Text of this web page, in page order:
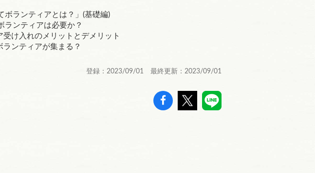
ボランティアとは？」(基礎編)
ランティアは必要か？
受け入れのメリットとデメリット
ランティアが集まる？
登録：2023/09/01 最終更新：2023/09/01